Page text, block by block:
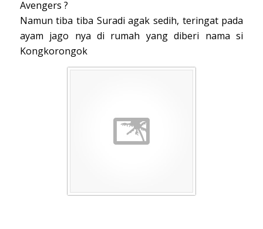
Avengers ?
Namun tiba tiba Suradi agak sedih, teringat pada
ayam jago nya di rumah yang diberi nama si
Kongkorongok